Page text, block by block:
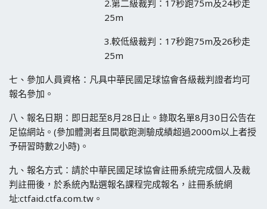
2.第二級裁判：17秒跑75m及24秒走
25m
3.較低級裁判：17秒跑75m及26秒走
25m
七、參加人員資格：凡具中華民國足球協會各級裁判證者均可
報名參加。
八、報名日期：即日起至8月28日止。錄取名單8月30日公告在
足協網站。(參加體測者且間歇跑測驗成績超過2000m以上者授
予研習時數2小時)。
九、報名方式：請於中華民國足球協會註冊系統完成個人及裁
判註冊後，於系統內點選報名課程完成報名，註冊系統網
址:ctfaid.ctfa.com.tw。